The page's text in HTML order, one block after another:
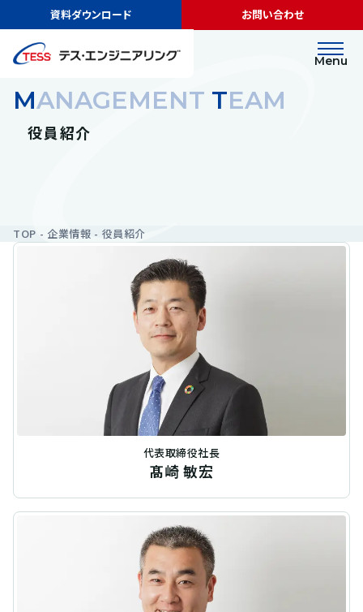
資料ダウンロード お問い合わせ
Menu
MANAGEMENT TEAM
役員紹介
TOP 企業情報 役員紹介
代表取締役社長
髙崎 敏宏